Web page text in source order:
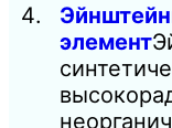
элемент